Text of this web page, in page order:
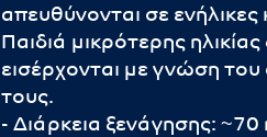
απευθύνονται σε
Παιδιά μικρότερης
εισέρχονται με γνώση
τους.
- Διάρκεια ξενάγησης: ~70